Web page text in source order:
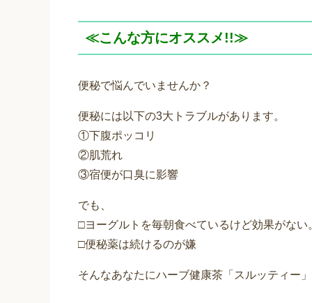
≪こんな方にオススメ!!≫
便秘で悩んでいませんか？
便秘には以下の3大トラブルがあります。
①下腹ポッコリ
②肌荒れ
③宿便が口臭に影響
でも、
□ヨーグルトを毎朝食べているけど効果がない
□便秘薬は続けるのが嫌
そんなあなたにハーブ健康茶「スルッティー